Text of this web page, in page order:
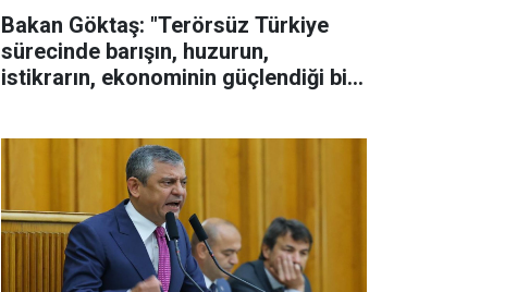
Bakan Göktaş: "Terörsüz Türkiye
sürecinde barışın, huzurun,
istikrarın, ekonominin güçlendiği bir